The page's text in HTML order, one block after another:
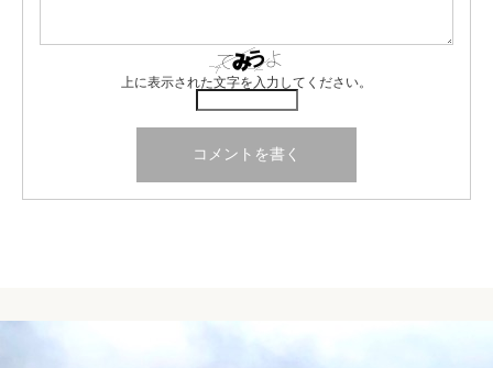
上に表示された文字を入力してください。